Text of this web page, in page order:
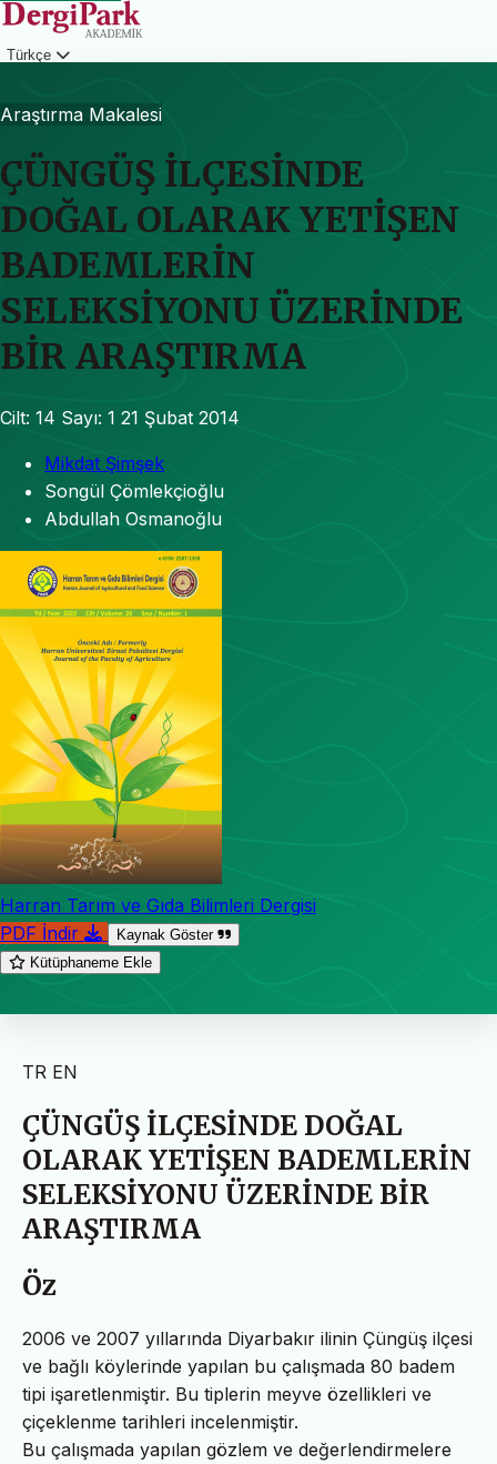
Türkçe
Araştırma Makalesi
ÇÜNGÜŞ İLÇESİNDE
DOĞAL OLARAK YETİŞEN
BADEMLERİN
SELEKSİYONU ÜZERİNDE
BİR ARAŞTIRMA
Cilt: 14 Sayı: 1 21 Şubat 2014
Mikdat Şimşek
Songül Çömlekçioğlu
Abdullah Osmanoğlu
Harran Tarım ve Gıda Bilimleri Dergisi
PDF İndir
Kaynak Göster
Kütüphaneme Ekle
TR EN
ÇÜNGÜŞ İLÇESİNDE DOĞAL
OLARAK YETİŞEN BADEMLERİN
SELEKSİYONU ÜZERİNDE BİR
ARAŞTIRMA
Öz
2006 ve 2007 yıllarında Diyarbakır ilinin Çüngüş ilçesi
ve bağlı köylerinde yapılan bu çalışmada 80 badem
tipi işaretlenmiştir. Bu tiplerin meyve özellikleri ve
çiçeklenme tarihleri incelenmiştir.
Bu çalışmada yapılan gözlem ve değerlendirmelere